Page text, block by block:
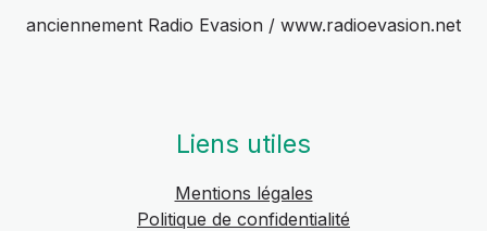
anciennement Radio Evasion / www.radioevasion.net
Liens utiles
Mentions légales
Politique de confidentialité